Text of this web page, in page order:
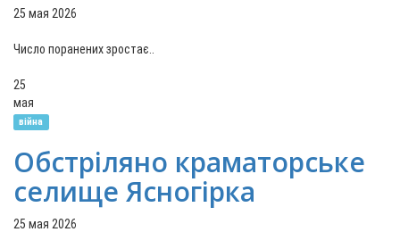
25 мая 2026
Число поранених зростає..
25
мая
війна
Обстріляно краматорське
селище Ясногірка
25 мая 2026